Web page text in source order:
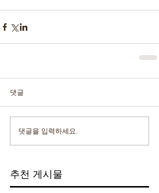
댓글
댓글을 입력하세요.
추천 게시물